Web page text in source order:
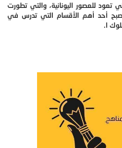
تعود للعصور اليونانية، والتي تطورت
أحد أهم الأقسام التي تدرس في
ا.